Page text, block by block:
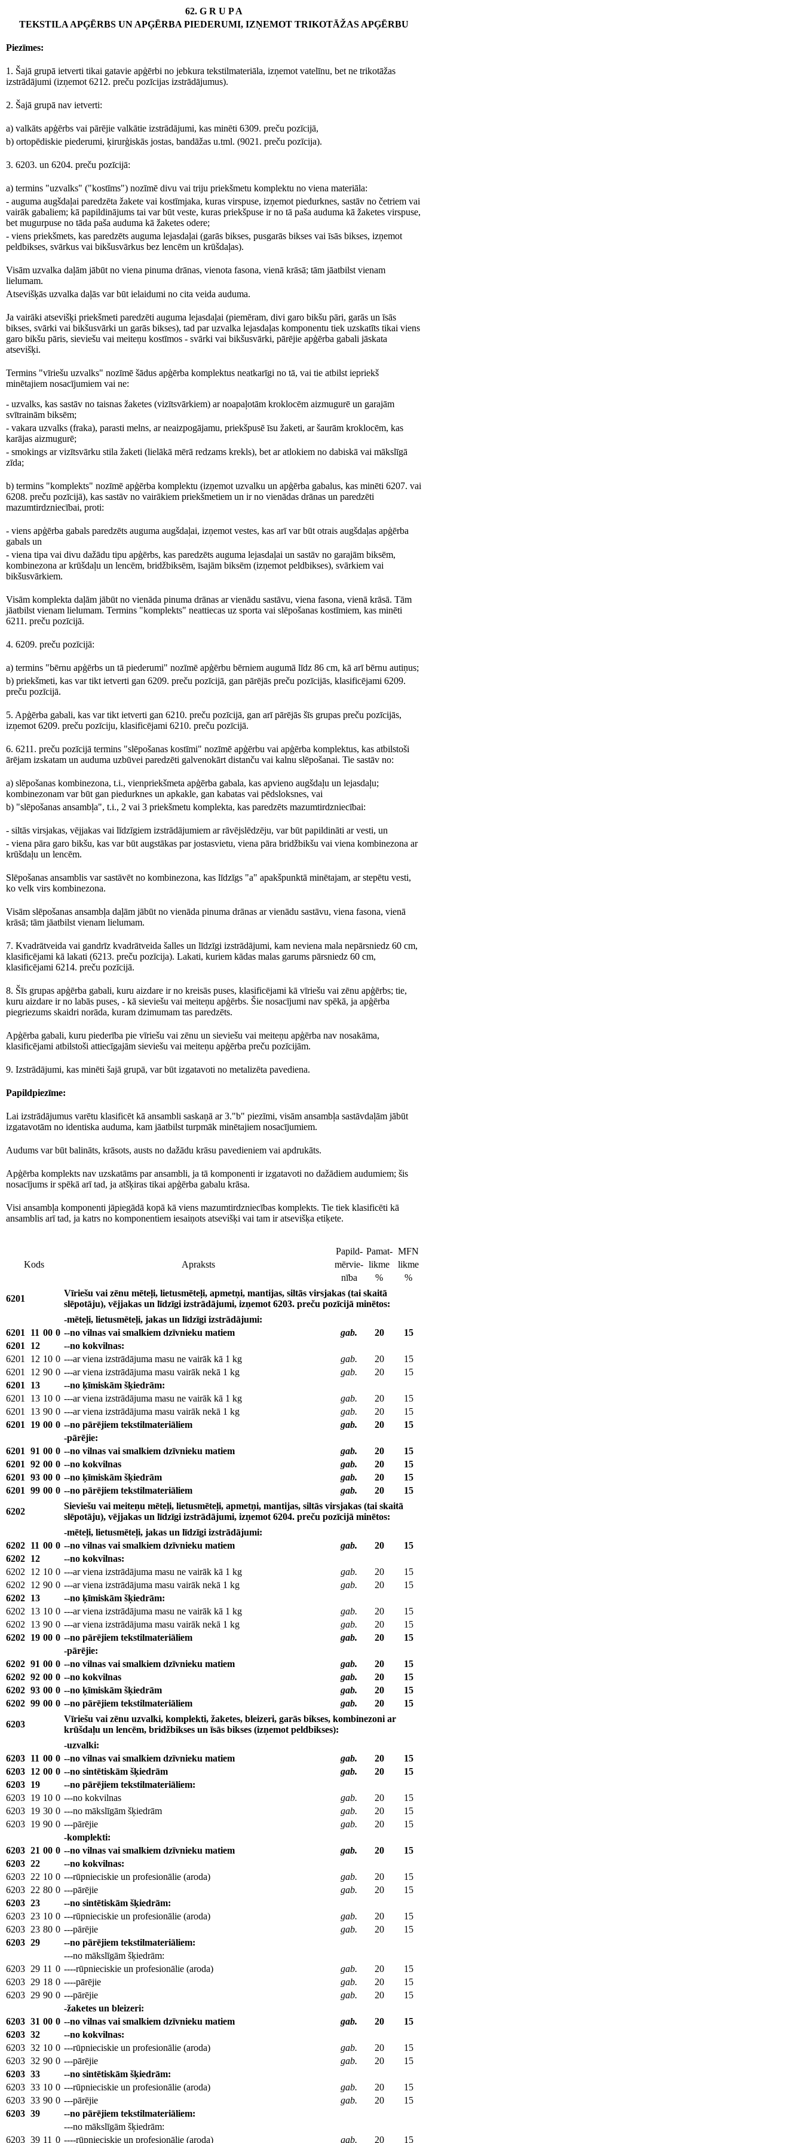
62. G R U P A
TEKSTILA APĢĒRBS UN APĢĒRBA PIEDERUMI, IZŅEMOT TRIKOTĀŽAS APĢĒRBU
Piezīmes:
1. Šajā grupā ietverti tikai gatavie apģērbi no jebkura tekstilmateriāla, izņemot vatelīnu, bet ne trikotāžas
izstrādājumi (izņemot 6212. preču pozīcijas izstrādājumus).
2. Šajā grupā nav ietverti:
a) valkāts apģērbs vai pārējie valkātie izstrādājumi, kas minēti 6309. preču pozīcijā,
b) ortopēdiskie piederumi, ķirurģiskās jostas, bandāžas u.tml. (9021. preču pozīcija).
3. 6203. un 6204. preču pozīcijā:
a) termins "uzvalks" ("kostīms") nozīmē divu vai triju priekšmetu komplektu no viena materiāla:
- auguma augšdaļai paredzēta žakete vai kostīmjaka, kuras virspuse, izņemot piedurknes, sastāv no četriem vai
vairāk gabaliem; kā papildinājums tai var būt veste, kuras priekšpuse ir no tā paša auduma kā žaketes virspuse,
bet mugurpuse no tāda paša auduma kā žaketes odere;
- viens priekšmets, kas paredzēts auguma lejasdaļai (garās bikses, pusgarās bikses vai īsās bikses, izņemot
peldbikses, svārkus vai bikšusvārkus bez lencēm un krūšdaļas).
Visām uzvalka daļām jābūt no viena pinuma drānas, vienota fasona, vienā krāsā; tām jāatbilst vienam
lielumam.
Atsevišķās uzvalka daļās var būt ielaidumi no cita veida auduma.
Ja vairāki atsevišķi priekšmeti paredzēti auguma lejasdaļai (piemēram, divi garo bikšu pāri, garās un īsās
bikses, svārki vai bikšusvārki un garās bikses), tad par uzvalka lejasdaļas komponentu tiek uzskatīts tikai viens
garo bikšu pāris, sieviešu vai meiteņu kostīmos - svārki vai bikšusvārki, pārējie apģērba gabali jāskata
atsevišķi.
Termins "vīriešu uzvalks" nozīmē šādus apģērba komplektus neatkarīgi no tā, vai tie atbilst iepriekš
minētajiem nosacījumiem vai ne:
- uzvalks, kas sastāv no taisnas žaketes (vizītsvārkiem) ar noapaļotām kroklocēm aizmugurē un garajām
svītrainām biksēm;
- vakara uzvalks (fraka), parasti melns, ar neaizpogājamu, priekšpusē īsu žaketi, ar šaurām kroklocēm, kas
karājas aizmugurē;
- smokings ar vizītsvārku stila žaketi (lielākā mērā redzams krekls), bet ar atlokiem no dabiskā vai mākslīgā
zīda;
b) termins "komplekts" nozīmē apģērba komplektu (izņemot uzvalku un apģērba gabalus, kas minēti 6207. vai
6208. preču pozīcijā), kas sastāv no vairākiem priekšmetiem un ir no vienādas drānas un paredzēti
mazumtirdzniecībai, proti:
- viens apģērba gabals paredzēts auguma augšdaļai, izņemot vestes, kas arī var būt otrais augšdaļas apģērba
gabals un
- viena tipa vai divu dažādu tipu apģērbs, kas paredzēts auguma lejasdaļai un sastāv no garajām biksēm,
kombinezona ar krūšdaļu un lencēm, bridžbiksēm, īsajām biksēm (izņemot peldbikses), svārkiem vai
bikšusvārkiem.
Visām komplekta daļām jābūt no vienāda pinuma drānas ar vienādu sastāvu, viena fasona, vienā krāsā. Tām
jāatbilst vienam lielumam. Termins "komplekts" neattiecas uz sporta vai slēpošanas kostīmiem, kas minēti
6211. preču pozīcijā.
4. 6209. preču pozīcijā:
a) termins "bērnu apģērbs un tā piederumi" nozīmē apģērbu bērniem augumā līdz 86 cm, kā arī bērnu autiņus;
b) priekšmeti, kas var tikt ietverti gan 6209. preču pozīcijā, gan pārējās preču pozīcijās, klasificējami 6209.
preču pozīcijā.
5. Apģērba gabali, kas var tikt ietverti gan 6210. preču pozīcijā, gan arī pārējās šīs grupas preču pozīcijās,
izņemot 6209. preču pozīciju, klasificējami 6210. preču pozīcijā.
6. 6211. preču pozīcijā termins "slēpošanas kostīmi" nozīmē apģērbu vai apģērba komplektus, kas atbilstoši
ārējam izskatam un auduma uzbūvei paredzēti galvenokārt distanču vai kalnu slēpošanai. Tie sastāv no:
a) slēpošanas kombinezona, t.i., vienpriekšmeta apģērba gabala, kas apvieno augšdaļu un lejasdaļu;
kombinezonam var būt gan piedurknes un apkakle, gan kabatas vai pēdsloksnes, vai
b) "slēpošanas ansambļa", t.i., 2 vai 3 priekšmetu komplekta, kas paredzēts mazumtirdzniecībai:
- siltās virsjakas, vējjakas vai līdzīgiem izstrādājumiem ar rāvējslēdzēju, var būt papildināti ar vesti, un
- viena pāra garo bikšu, kas var būt augstākas par jostasvietu, viena pāra bridžbikšu vai viena kombinezona ar
krūšdaļu un lencēm.
Slēpošanas ansamblis var sastāvēt no kombinezona, kas līdzīgs "a" apakšpunktā minētajam, ar stepētu vesti,
ko velk virs kombinezona.
Visām slēpošanas ansambļa daļām jābūt no vienāda pinuma drānas ar vienādu sastāvu, viena fasona, vienā
krāsā; tām jāatbilst vienam lielumam.
7. Kvadrātveida vai gandrīz kvadrātveida šalles un līdzīgi izstrādājumi, kam neviena mala nepārsniedz 60 cm,
klasificējami kā lakati (6213. preču pozīcija). Lakati, kuriem kādas malas garums pārsniedz 60 cm,
klasificējami 6214. preču pozīcijā.
8. Šīs grupas apģērba gabali, kuru aizdare ir no kreisās puses, klasificējami kā vīriešu vai zēnu apģērbs; tie,
kuru aizdare ir no labās puses, - kā sieviešu vai meiteņu apģērbs. Šie nosacījumi nav spēkā, ja apģērba
piegriezums skaidri norāda, kuram dzimumam tas paredzēts.
Apģērba gabali, kuru piederība pie vīriešu vai zēnu un sieviešu vai meiteņu apģērba nav nosakāma,
klasificējami atbilstoši attiecīgajām sieviešu vai meiteņu apģērba preču pozīcijām.
9. Izstrādājumi, kas minēti šajā grupā, var būt izgatavoti no metalizēta pavediena.
Papildpiezīme:
Lai izstrādājumus varētu klasificēt kā ansambli saskaņā ar 3."b" piezīmi, visām ansambļa sastāvdaļām jābūt
izgatavotām no identiska auduma, kam jāatbilst turpmāk minētajiem nosacījumiem.
Audums var būt balināts, krāsots, austs no dažādu krāsu pavedieniem vai apdrukāts.
Apģērba komplekts nav uzskatāms par ansambli, ja tā komponenti ir izgatavoti no dažādiem audumiem; šis
nosacījums ir spēkā arī tad, ja atšķiras tikai apģērba gabalu krāsa.
Visi ansambļa komponenti jāpiegādā kopā kā viens mazumtirdzniecības komplekts. Tie tiek klasificēti kā
ansamblis arī tad, ja katrs no komponentiem iesaiņots atsevišķi vai tam ir atsevišķa etiķete.
Papild- Pamat- MFN
Kods
Apraksts mērvie- likme
likme
nība
% %
6201
Vīriešu vai zēnu mēteļi, lietusmēteļi, apmetņi, mantijas, siltās virsjakas (tai skaitā
slēpotāju), vējjakas un līdzīgi izstrādājumi, izņemot 6203. preču pozīcijā minētos:
-mēteļi, lietusmēteļi, jakas un līdzīgi izstrādājumi:
6201
11 00 0 --no vilnas vai smalkiem dzīvnieku matiem gab. 20
15
6201
12
--no kokvilnas:
6201
12 10 0 ---ar viena izstrādājuma masu ne vairāk kā 1 kg gab. 20
15
6201
12 90 0 ---ar viena izstrādājuma masu vairāk nekā 1 kg gab. 20
15
6201
13
--no ķīmiskām šķiedrām:
6201
13 10 0 ---ar viena izstrādājuma masu ne vairāk kā 1 kg gab. 20
15
6201
13 90 0 ---ar viena izstrādājuma masu vairāk nekā 1 kg gab. 20
15
6201
19 00 0 --no pārējiem tekstilmateriāliem gab. 20
15
-pārējie:
6201
91 00 0 --no vilnas vai smalkiem dzīvnieku matiem gab. 20
15
6201
92 00 0 --no kokvilnas gab. 20
15
6201
93 00 0 --no ķīmiskām šķiedrām gab. 20
15
6201
99 00 0 --no pārējiem tekstilmateriāliem gab. 20 15
6202
Sieviešu vai meiteņu mēteļi, lietusmēteļi, apmetņi, mantijas, siltās virsjakas (tai skaitā
slēpotāju), vējjakas un līdzīgi izstrādājumi, izņemot 6204. preču pozīcijā minētos:
-mēteļi, lietusmēteļi, jakas un līdzīgi izstrādājumi:
6202 11 00 0 --no vilnas vai smalkiem dzīvnieku matiem gab. 20
15
6202 12
--no kokvilnas:
6202
12 10 0 ---ar viena izstrādājuma masu ne vairāk kā 1 kg gab. 20
15
6202
12 90 0 ---ar viena izstrādājuma masu vairāk nekā 1 kg gab. 20
15
6202 13
--no ķīmiskām šķiedrām:
6202
13 10 0 ---ar viena izstrādājuma masu ne vairāk kā 1 kg gab. 20
15
6202
13 90 0 ---ar viena izstrādājuma masu vairāk nekā 1 kg gab. 20
15
6202 19 00 0 --no pārējiem tekstilmateriāliem gab. 20
15
-pārējie:
6202 91 00 0 --no vilnas vai smalkiem dzīvnieku matiem gab. 20
15
6202 92 00 0 --no kokvilnas gab. 20
15
6202 93 00 0 --no ķīmiskām šķiedrām gab. 20
15
6202 99 00 0 --no pārējiem tekstilmateriāliem gab. 20 15
6203
Vīriešu vai zēnu uzvalki, komplekti, žaketes, bleizeri, garās bikses, kombinezoni ar
krūšdaļu un lencēm, bridžbikses un īsās bikses (izņemot peldbikses):
-uzvalki:
6203 11 00 0 --no vilnas vai smalkiem dzīvnieku matiem gab. 20
15
6203 12 00 0 --no sintētiskām šķiedrām gab. 20
15
6203 19
--no pārējiem tekstilmateriāliem:
6203 19 10 0 ---no kokvilnas gab. 20
15
6203 19 30 0 ---no mākslīgām šķiedrām gab. 20
15
6203 19 90 0 ---pārējie gab. 20
15
-komplekti:
6203 21 00 0 --no vilnas vai smalkiem dzīvnieku matiem gab. 20
15
6203 22
--no kokvilnas:
6203 22 10 0 ---rūpnieciskie un profesionālie (aroda) gab. 20
15
6203 22 80 0 ---pārējie gab. 20
15
6203 23
--no sintētiskām šķiedrām:
6203 23 10 0 ---rūpnieciskie un profesionālie (aroda) gab. 20
15
6203 23 80 0 ---pārējie gab. 20
15
6203 29
--no pārējiem tekstilmateriāliem:
---no mākslīgām šķiedrām:
6203 29 11 0 ----rūpnieciskie un profesionālie (aroda) gab. 20
15
6203 29 18 0 ----pārējie gab. 20
15
6203 29 90 0 ---pārējie gab. 20
15
-žaketes un bleizeri:
6203 31 00 0 --no vilnas vai smalkiem dzīvnieku matiem gab. 20
15
6203 32
--no kokvilnas:
6203 32 10 0 ---rūpnieciskie un profesionālie (aroda) gab. 20
15
6203 32 90 0 ---pārējie gab. 20
15
6203 33
--no sintētiskām šķiedrām:
6203 33 10 0 ---rūpnieciskie un profesionālie (aroda) gab. 20
15
6203 33 90 0 ---pārējie gab. 20
15
6203 39
--no pārējiem tekstilmateriāliem:
---no mākslīgām šķiedrām:
6203 39 11 0 ----rūpnieciskie un profesionālie (aroda) gab. 20 15